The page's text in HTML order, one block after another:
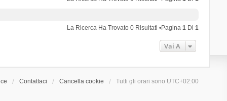
La Ricerca Ha Trovato 0 Risultati •Pagina1 Di1
Vai A
Contattaci Cancella cookie Tutti gli orari sono UTC+02:00